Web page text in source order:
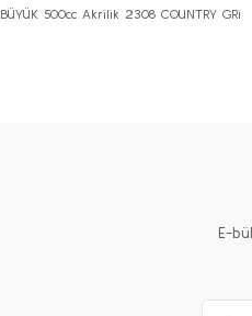
500cc Akrilik 2308 COUNTRY GRi
E-